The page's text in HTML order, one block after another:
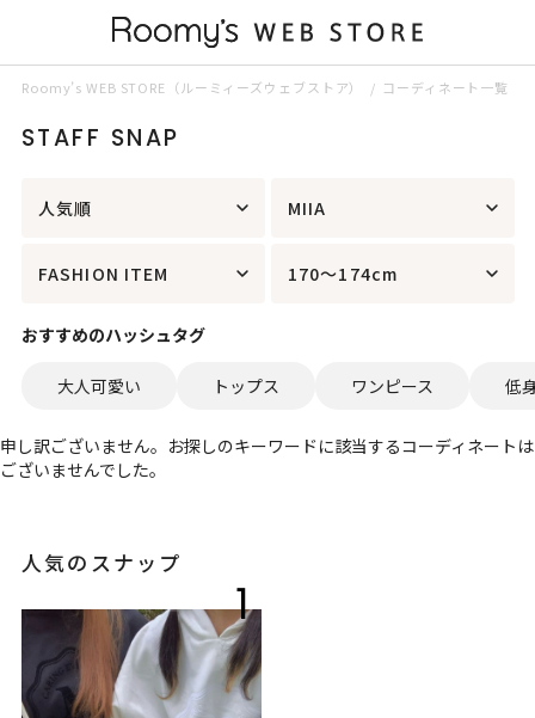
Roomy’s WEB STORE（ルーミィーズウェブストア） コーディネート一覧
STAFF SNAP
人気順 MIIA
FASHION ITEM 170～174cm
おすすめのハッシュタグ
大人可愛い トップス ワンピース 低
申し訳ございません。お探しのキーワードに該当するコーディネートは
ございませんでした。
人気のスナップ
1